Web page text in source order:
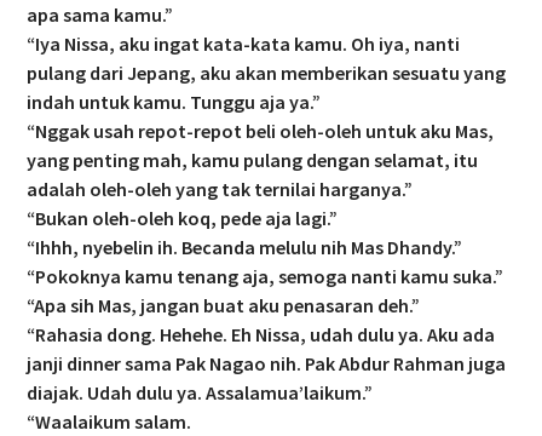
apa sama kamu.”
“Iya Nissa, aku ingat kata-kata kamu. Oh iya, nanti
pulang dari Jepang, aku akan memberikan sesuatu yang
indah untuk kamu. Tunggu aja ya.”
“Nggak usah repot-repot beli oleh-oleh untuk aku Mas,
yang penting mah, kamu pulang dengan selamat, itu
adalah oleh-oleh yang tak ternilai harganya.”
“Bukan oleh-oleh koq, pede aja lagi.”
“Ihhh, nyebelin ih. Becanda melulu nih Mas Dhandy.”
“Pokoknya kamu tenang aja, semoga nanti kamu suka.”
“Apa sih Mas, jangan buat aku penasaran deh.”
“Rahasia dong. Hehehe. Eh Nissa, udah dulu ya. Aku ada
janji dinner sama Pak Nagao nih. Pak Abdur Rahman juga
diajak. Udah dulu ya. Assalamua’laikum.”
“Waalaikum salam.